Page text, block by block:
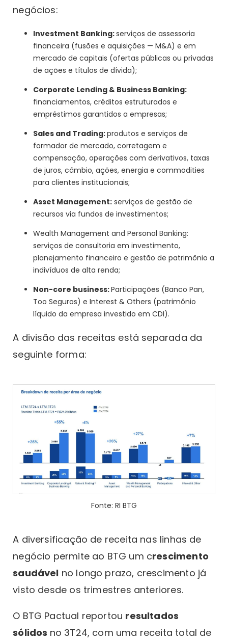
negócios:
Investment Banking:serviços de assessoria
financeira (fusões e aquisições — M&A) e em
mercado de capitais (ofertas públicas ou privadas
de ações e títulos de dívida);
Corporate Lending & Business Banking:
financiamentos, créditos estruturados e
empréstimos garantidos a empresas;
Sales and Trading:produtos e serviços de
formador de mercado, corretagem e
compensação, operações com derivativos, taxas
de juros, câmbio, ações, energia e commodities
para clientes institucionais;
Asset Management: serviços de gestão de
recursos via fundos de investimentos;
Wealth Management and Personal Banking:
serviços de consultoria em investimento,
planejamento financeiro e gestão de patrimônio a
indivíduos de alta renda;
Non-core business:Participações (Banco Pan,
Too Seguros) e Interest & Others (patrimônio
líquido da empresa investido em CDI).
A divisão das receitas está separada da
seguinte forma:
Fonte: RI BTG
A diversificação de receita nas linhas de
negócio permite ao BTG um crescimento
saudável no longo prazo, crescimento já
visto desde os trimestres anteriores.
O BTG Pactual reportou resultados
sólidos no 3T24, com uma receita total de